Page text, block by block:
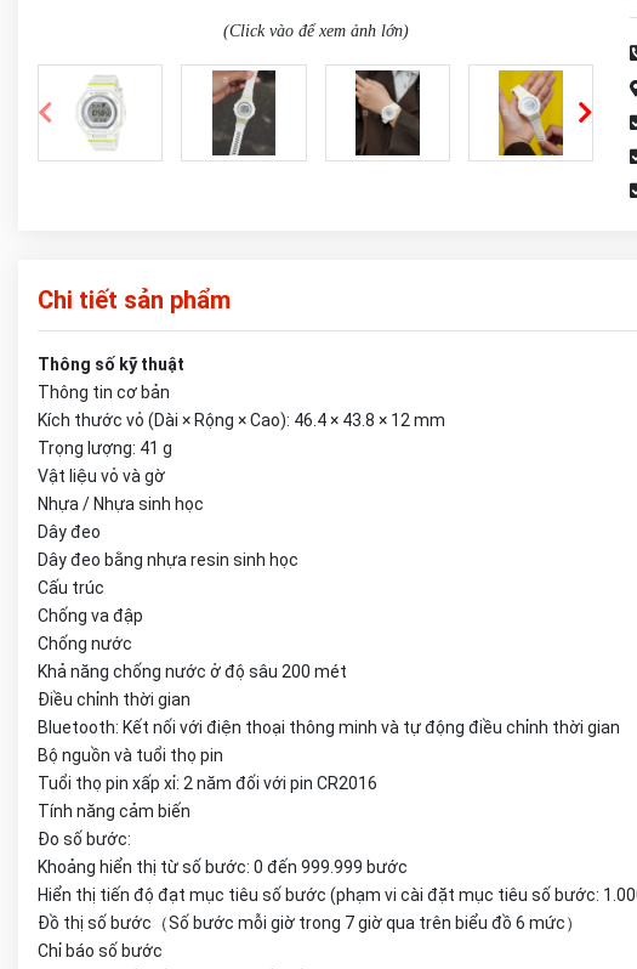
(Click vào để xem ảnh lớn)
Chi tiết sản phẩm
Thông số kỹ thuật
Thông tin cơ bản
Kích thước vỏ (Dài × Rộng × Cao): 46.4 × 43.8 × 12 mm
Trọng lượng: 41 g
Vật liệu vỏ và gờ
Nhựa / Nhựa sinh học
Dây đeo
Dây đeo bằng nhựa resin sinh học
Cấu trúc
Chống va đập
Chống nước
Khả năng chống nước ở độ sâu 200 mét
Điều chỉnh thời gian
Bluetooth: Kết nối với điện thoại thông minh và tự động điều chỉnh thời gian
Bộ nguồn và tuổi thọ pin
Tuổi thọ pin xấp xỉ: 2 năm đối với pin CR2016
Tính năng cảm biến
Đo số bước:
Khoảng hiển thị từ số bước: 0 đến 999.999 bước
Hiển thị tiến độ đạt mục tiêu số bước (phạm vi cài đặt mục tiêu số bước:
Đồ thị số bước（Số bước mỗi giờ trong 7 giờ qua trên biểu đồ 6 mức）
Chỉ báo số bước